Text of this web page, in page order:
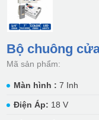
Bộ chuông
Mã sản phẩm:
Màn hình : 7 Inh
Điện Áp: 18 V